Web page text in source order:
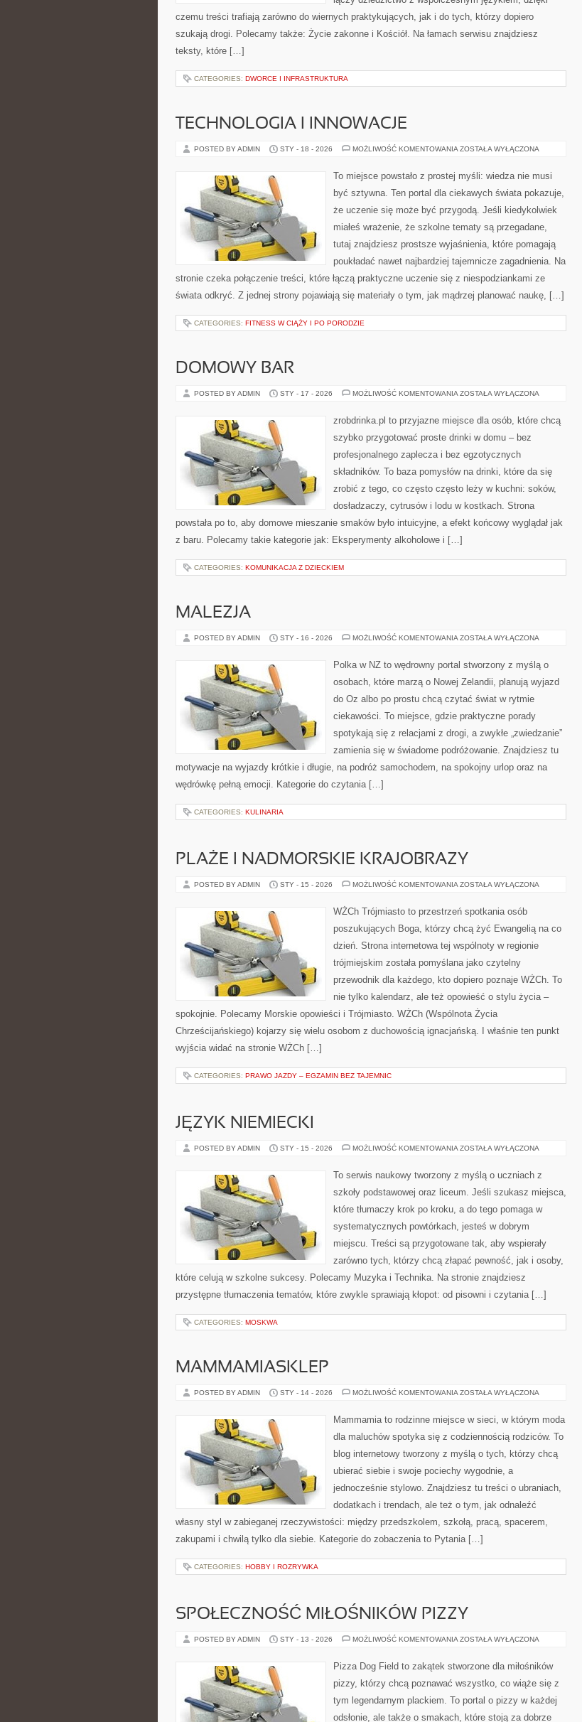
czemu treści trafiają zarówno do wiernych praktykujących, jak i do tych, którzy dopiero
szukają drogi. Polecamy także: Życie zakonne i Kościół. Na łamach serwisu znajdziesz
teksty, które […]
CATEGORIES: DWORCE I INFRASTRUKTURA
TECHNOLOGIA I INNOWACJE
POSTED BY ADMIN STY - 18 - 2026 MOŻLIWOŚĆ KOMENTOWANIA TECHNOLOGIA
ZOSTAŁA WYŁĄCZONA
To miejsce powstało z prostej myśli: wiedza nie musi
być sztywna. Ten portal dla ciekawych świata pokazuje,
że uczenie się może być przygodą. Jeśli kiedykolwiek
miałeś wrażenie, że szkolne tematy są przegadane,
tutaj znajdziesz prostsze wyjaśnienia, które pomagają
poukładać nawet najbardziej tajemnicze zagadnienia. Na
stronie czeka połączenie treści, które łączą praktyczne uczenie się z niespodziankami ze
świata odkryć. Z jednej strony pojawiają się materiały o tym, jak mądrzej planować naukę, […]
CATEGORIES: FITNESS W CIĄŻY I PO PORODZIE
DOMOWY BAR
POSTED BY ADMIN STY - 17 - 2026 MOŻLIWOŚĆ KOMENTOWANIA DOMOWY
ZOSTAŁA WYŁĄCZONA
zrobdrinka.pl to przyjazne miejsce dla osób, które chcą
szybko przygotować proste drinki w domu – bez
profesjonalnego zaplecza i bez egzotycznych
składników. To baza pomysłów na drinki, które da się
zrobić z tego, co często często leży w kuchni: soków,
dosładzaczy, cytrusów i lodu w kostkach. Strona
powstała po to, aby domowe mieszanie smaków było intuicyjne, a efekt końcowy wyglądał jak
z baru. Polecamy takie kategorie jak: Eksperymenty alkoholowe i […]
CATEGORIES: KOMUNIKACJA Z DZIECKIEM
MALEZJA
POSTED BY ADMIN STY - 16 - 2026 MOŻLIWOŚĆ KOMENTOWANIA MALEZJA
ZOSTAŁA WYŁĄCZONA
Polka w NZ to wędrowny portal stworzony z myślą o
osobach, które marzą o Nowej Zelandii, planują wyjazd
do Oz albo po prostu chcą czytać świat w rytmie
ciekawości. To miejsce, gdzie praktyczne porady
spotykają się z relacjami z drogi, a zwykłe „zwiedzanie”
zamienia się w świadome podróżowanie. Znajdziesz tu
motywacje na wyjazdy krótkie i długie, na podróż samochodem, na spokojny urlop oraz na
wędrówkę pełną emocji. Kategorie do czytania […]
CATEGORIES: KULINARIA
PLAŻE I NADMORSKIE KRAJOBRAZY
POSTED BY ADMIN STY - 15 - 2026 MOŻLIWOŚĆ KOMENTOWANIA PLAŻE
KRAJOBRAZY
ZOSTAŁA WYŁĄCZONA
WŻCh Trójmiasto to przestrzeń spotkania osób
poszukujących Boga, którzy chcą żyć Ewangelią na co
dzień. Strona internetowa tej wspólnoty w regionie
trójmiejskim została pomyślana jako czytelny
przewodnik dla każdego, kto dopiero poznaje WŻCh. To
nie tylko kalendarz, ale też opowieść o stylu życia –
spokojnie. Polecamy Morskie opowieści i Trójmiasto. WŻCh (Wspólnota Życia
Chrześcijańskiego) kojarzy się wielu osobom z duchowością ignacjańską. I właśnie ten punkt
wyjścia widać na stronie WŻCh […]
CATEGORIES: PRAWO JAZDY – EGZAMIN BEZ TAJEMNIC
JĘZYK NIEMIECKI
POSTED BY ADMIN STY - 15 - 2026 MOŻLIWOŚĆ KOMENTOWANIA JĘZYK
ZOSTAŁA WYŁĄCZONA
To serwis naukowy tworzony z myślą o uczniach z
szkoły podstawowej oraz liceum. Jeśli szukasz miejsca,
które tłumaczy krok po kroku, a do tego pomaga w
systematycznych powtórkach, jesteś w dobrym
miejscu. Treści są przygotowane tak, aby wspierały
zarówno tych, którzy chcą złapać pewność, jak i osoby,
które celują w szkolne sukcesy. Polecamy Muzyka i Technika. Na stronie znajdziesz
przystępne tłumaczenia tematów, które zwykle sprawiają kłopot: od pisowni i czytania […]
CATEGORIES: MOSKWA
MAMMAMIASKLEP
POSTED BY ADMIN STY - 14 - 2026 MOŻLIWOŚĆ KOMENTOWANIA MAMMAMIASKLEP
ZOSTAŁA WYŁĄCZONA
Mammamia to rodzinne miejsce w sieci, w którym moda
dla maluchów spotyka się z codziennością rodziców. To
blog internetowy tworzony z myślą o tych, którzy chcą
ubierać siebie i swoje pociechy wygodnie, a
jednocześnie stylowo. Znajdziesz tu treści o ubraniach,
dodatkach i trendach, ale też o tym, jak odnaleźć
własny styl w zabieganej rzeczywistości: między przedszkolem, szkołą, pracą, spacerem,
zakupami i chwilą tylko dla siebie. Kategorie do zobaczenia to Pytania […]
CATEGORIES: HOBBY I ROZRYWKA
SPOŁECZNOŚĆ MIŁOŚNIKÓW PIZZY
POSTED BY ADMIN STY - 13 - 2026 MOŻLIWOŚĆ KOMENTOWANIA SPOŁECZNOŚĆ
ZOSTAŁA WYŁĄCZONA
Pizza Dog Field to zakątek stworzone dla miłośników
pizzy, którzy chcą poznawać wszystko, co wiąże się z
tym legendarnym plackiem. To portal o pizzy w każdej
odsłonie, ale także o smakach, które stoją za dobrze